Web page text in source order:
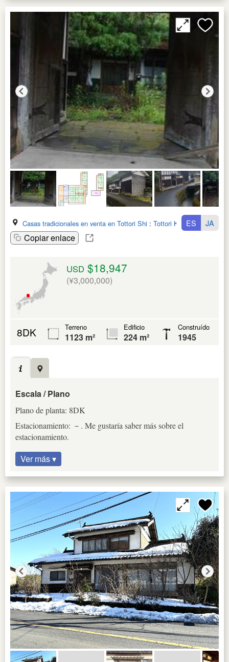
Casas tradicionales en venta en Tottori Shi : Tottori Ken
Copiar enlace
ES JA
USD $18,947
(¥3,000,000)
8DK Terreno
1123 m²
Edificio
224 m²
Construído
1945
Escala / Plano
Plano de planta: 8DK
Estacionamiento: －. Me gustaría saber más sobre el
estacionamiento.
Ver más ▾